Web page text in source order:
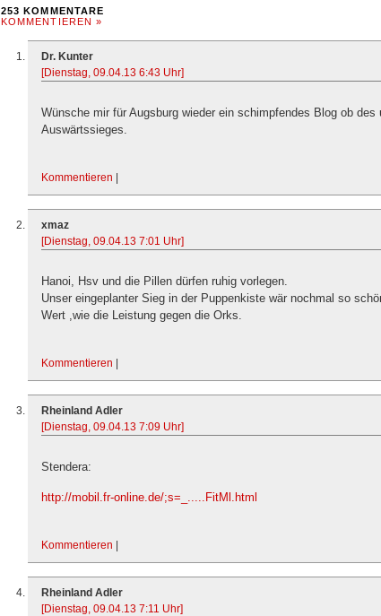
253 KOMMENTARE
KOMMENTIEREN »
Dr. Kunter
[Dienstag, 09.04.13 6:43 Uhr]
Wünsche mir für Augsburg wieder ein schimpfendes Blog ob des
Auswärtssieges.
Kommentieren
xmaz
[Dienstag, 09.04.13 7:01 Uhr]
Hanoi, Hsv und die Pillen dürfen ruhig vorlegen.
Unser eingeplanter Sieg in der Puppenkiste wär nochmal so
Wert ,wie die Leistung gegen die Orks.
Kommentieren
Rheinland Adler
[Dienstag, 09.04.13 7:09 Uhr]
Stendera:
http://mobil.fr-online.de/;s=_.....FitMl.html
Kommentieren
Rheinland Adler
[Dienstag, 09.04.13 7:11 Uhr]